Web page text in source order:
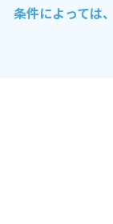
条件によっては